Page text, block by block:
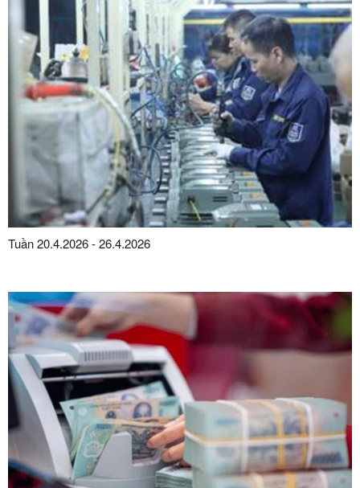
Tuần 20.4.2026 - 26.4.2026